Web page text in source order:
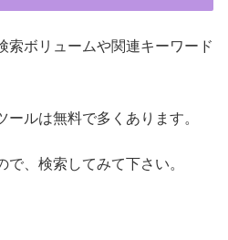
索ボリュームや関連キーワード
ルは無料で多くあります。
、検索してみて下さい。